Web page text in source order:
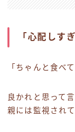
「心配しす
「ちゃんと食べ
良かれと思って
親には監視され